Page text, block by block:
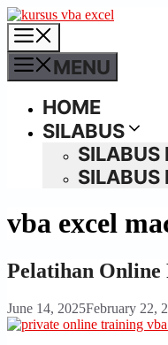
MENU
HOME
SILABUS
SILABUS
SILABUS
vba excel
Pelatihan
June 14, 2025February 22,